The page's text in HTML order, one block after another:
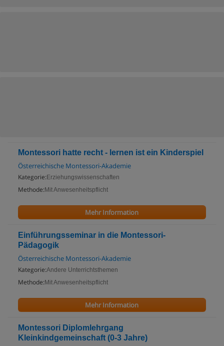
Montessori hatte recht - lernen ist ein Kinderspiel
Österreichische Montessori-Akademie
Kategorie: Erziehungswissenschaften
Methode: Mit Anwesenheitspflicht
Mehr Information
Einführungsseminar in die Montessori-
Pädagogik
Österreichische Montessori-Akademie
Kategorie:Andere Unterrichtsthemen
Methode: Mit Anwesenheitspflicht
Mehr Information
Montessori Diplomlehrgang
Kleinkindgemeinschaft (0-3 Jahre)